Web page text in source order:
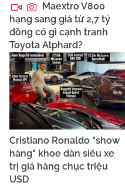
Maextro V800
hạng sang giá từ 2,7 tỷ
đồng có gì cạnh tranh
Toyota Alphard?
Cristiano Ronaldo "show
hàng" khoe dàn siêu xe
trị giá hàng chục triệu
USD